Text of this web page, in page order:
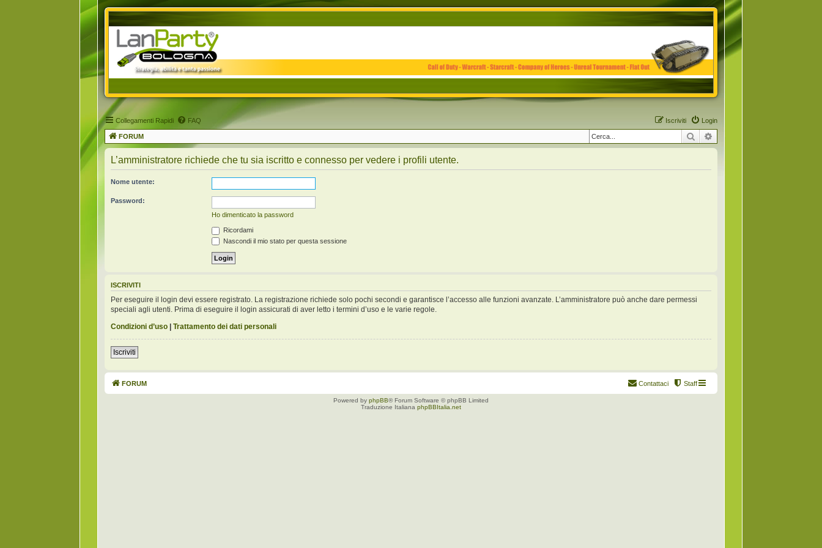
Collegamenti Rapidi FAQ Login
Iscriviti
FORUM Cerca
L’amministratore richiede che tu sia iscritto e connesso per vedere i profili utente.
Nome utente:
Password:
Ho dimenticato la password
Ricordami
Nascondi il mio stato per questa sessione
ISCRIVITI
Per eseguire il login devi essere registrato. La registrazione richiede solo pochi secondi e garantisce l’accesso alle funzioni avanzate. L’amministratore può anche dare permessi
speciali agli utenti. Prima di eseguire il login assicurati di aver letto i termini d’uso e le varie regole.
Condizioni d’uso | Trattamento dei dati personali
Iscriviti
FORUM Staff
Contattaci
Powered by phpBB® Forum Software © phpBB Limited
Traduzione Italiana phpBBItalia.net